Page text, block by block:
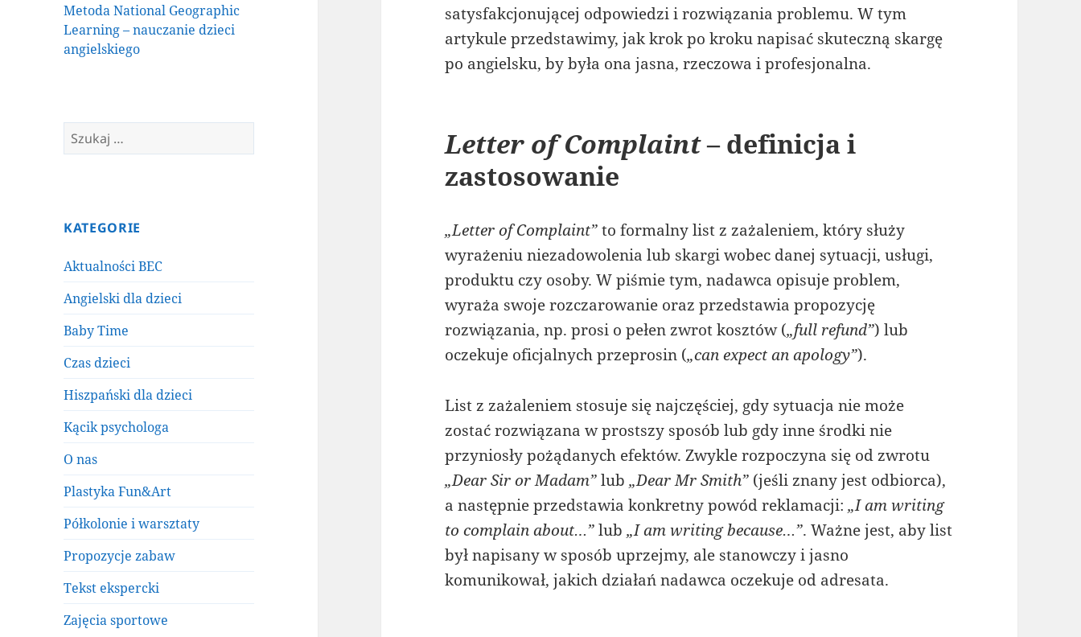
Metoda National Geographic
Learning – nauczanie dzieci
angielskiego
Szukaj:
KATEGORIE
Aktualności BEC
Angielski dla dzieci
Baby Time
Czas dzieci
Hiszpański dla dzieci
Kącik psychologa
O nas
Plastyka Fun&Art
Półkolonie i warsztaty
Propozycje zabaw
Tekst ekspercki
Zajęcia sportowe
satysfakcjonującej odpowiedzi i rozwiązania problemu. W tym
artykule przedstawimy, jak krok po kroku napisać skuteczną skargę
po angielsku, by była ona jasna, rzeczowa i profesjonalna.
Letter of Complaint– definicja i
zastosowanie
„Letter of Complaint”to formalny list z zażaleniem, który służy
wyrażeniu niezadowolenia lub skargi wobec danej sytuacji, usługi,
produktu czy osoby. W piśmie tym, nadawca opisuje problem,
wyraża swoje rozczarowanie oraz przedstawia propozycję
rozwiązania, np. prosi o pełen zwrot kosztów („full refund”) lub
oczekuje oficjalnych przeprosin („can expect an apology”).
List z zażaleniem stosuje się najczęściej, gdy sytuacja nie może
zostać rozwiązana w prostszy sposób lub gdy inne środki nie
przyniosły pożądanych efektów. Zwykle rozpoczyna się od zwrotu
„Dear Sir or Madam”lub„Dear Mr Smith” (jeśli znany jest odbiorca),
a następnie przedstawia konkretny powód reklamacji:„I am writing
to complain about…”lub„I am writing because…”. Ważne jest, aby list
był napisany w sposób uprzejmy, ale stanowczy i jasno
komunikował, jakich działań nadawca oczekuje od adresata.